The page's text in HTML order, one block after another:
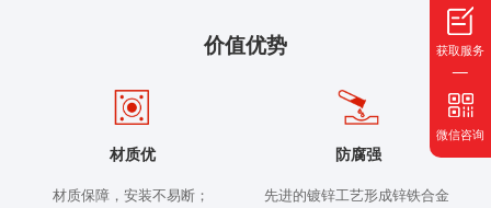
价值优势
材质优
材质保障，安装不易断；
防腐强
先进的镀锌工艺形成锌铁合金
获取服务
微信咨询